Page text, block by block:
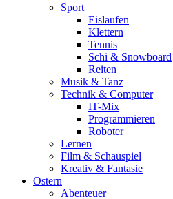
Sport
Eislaufen
Klettern
Tennis
Schi & Snowboard
Reiten
Musik & Tanz
Technik & Computer
IT-Mix
Programmieren
Roboter
Lernen
Film & Schauspiel
Kreativ & Fantasie
Ostern
Abenteuer